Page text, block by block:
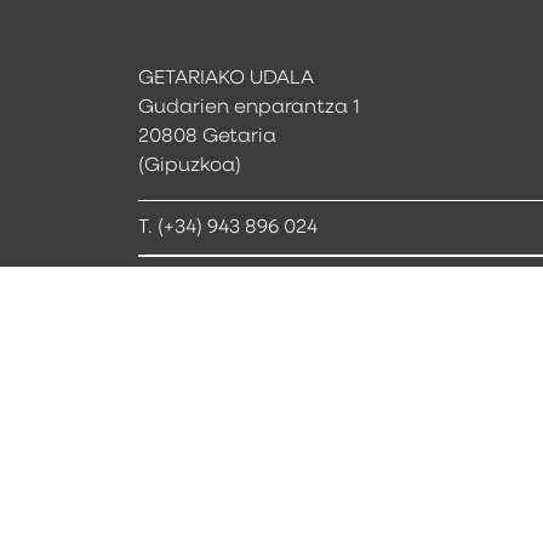
GETARIAKO UDALA
Gudarien enparantza 1
20808 Getaria
(Gipuzkoa)
T. (+34) 943 896 024